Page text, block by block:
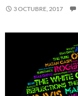
3 OCTUBRE, 2017